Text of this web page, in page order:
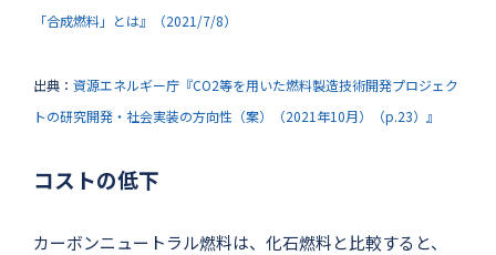
「合成燃料」とは』（2021/7/8）
出典： 資源エネルギー庁『CO2等を用いた燃料製造技術開発プロジェク
トの研究開発・社会実装の方向性（案）（2021年10月）（p.23）』
コストの低下
カーボンニュートラル燃料は、化石燃料と比較すると、